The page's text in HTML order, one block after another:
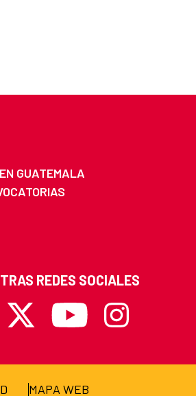
GUATEMALA
REDES SOCIALES
X Youtube Instagram
MAPA WEB